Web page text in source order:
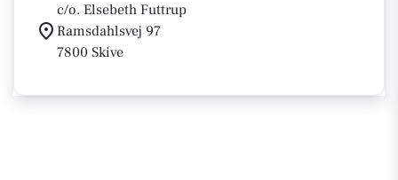
c/o. Elsebeth Futtrup
Ramsdahlsvej 97
7800 Skive